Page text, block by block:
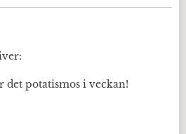
potatismos i veckan!